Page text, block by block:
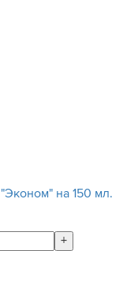
на 150 мл.
+